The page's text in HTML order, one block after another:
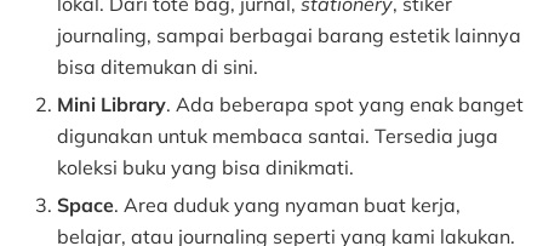
journaling, sampai berbagai barang estetik lainnya
bisa ditemukan di sini.
Mini Library. Ada beberapa spot yang enak banget
digunakan untuk membaca santai. Tersedia juga
koleksi buku yang bisa dinikmati.
Space. Area duduk yang nyaman buat kerja,
belajar, atau journaling seperti yang kami lakukan.